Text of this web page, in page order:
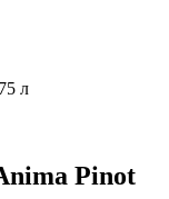
л
Pinot